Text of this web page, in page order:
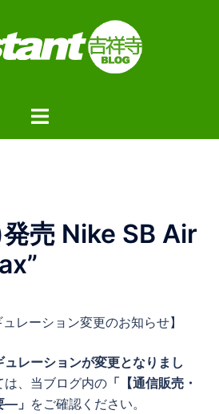
ト
ー
売 Nike SB Air
レーション変更のお知らせ】
ュレーションが変更となりまし
、当ブログ内の 「【通信販売・
―」 をご確認ください。